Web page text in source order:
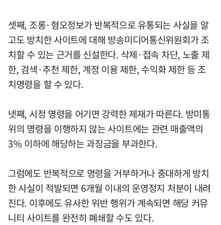
셋째, 조롱·혐오정보가 반복적으로 유통되는 사실을 알
고도 방치한 사이트에 대해 방송미디어통신위원회가 조
치할 수 있는 근거를 신설한다. 삭제·접속 차단, 노출 제
한, 검색·추천 제한, 계정 이용 제한, 수익화 제한 등 조
치명령을 할 수 있다.
넷째, 시정 명령을 어기면 강력한 제재가 따른다. 방미통
위의 명령을 이행하지 않는 사이트에는 관련 매출액의
3% 이하에 해당하는 과징금을 부과한다.
그럼에도 반복적으로 명령을 거부하거나 중대하게 방치
한 사실이 적발되면 6개월 이내의 운영정지 처분이 내려
진다. 이후에도 유사한 위반 행위가 계속되면 해당 커뮤
니티 사이트를 완전히 폐쇄할 수도 있다.